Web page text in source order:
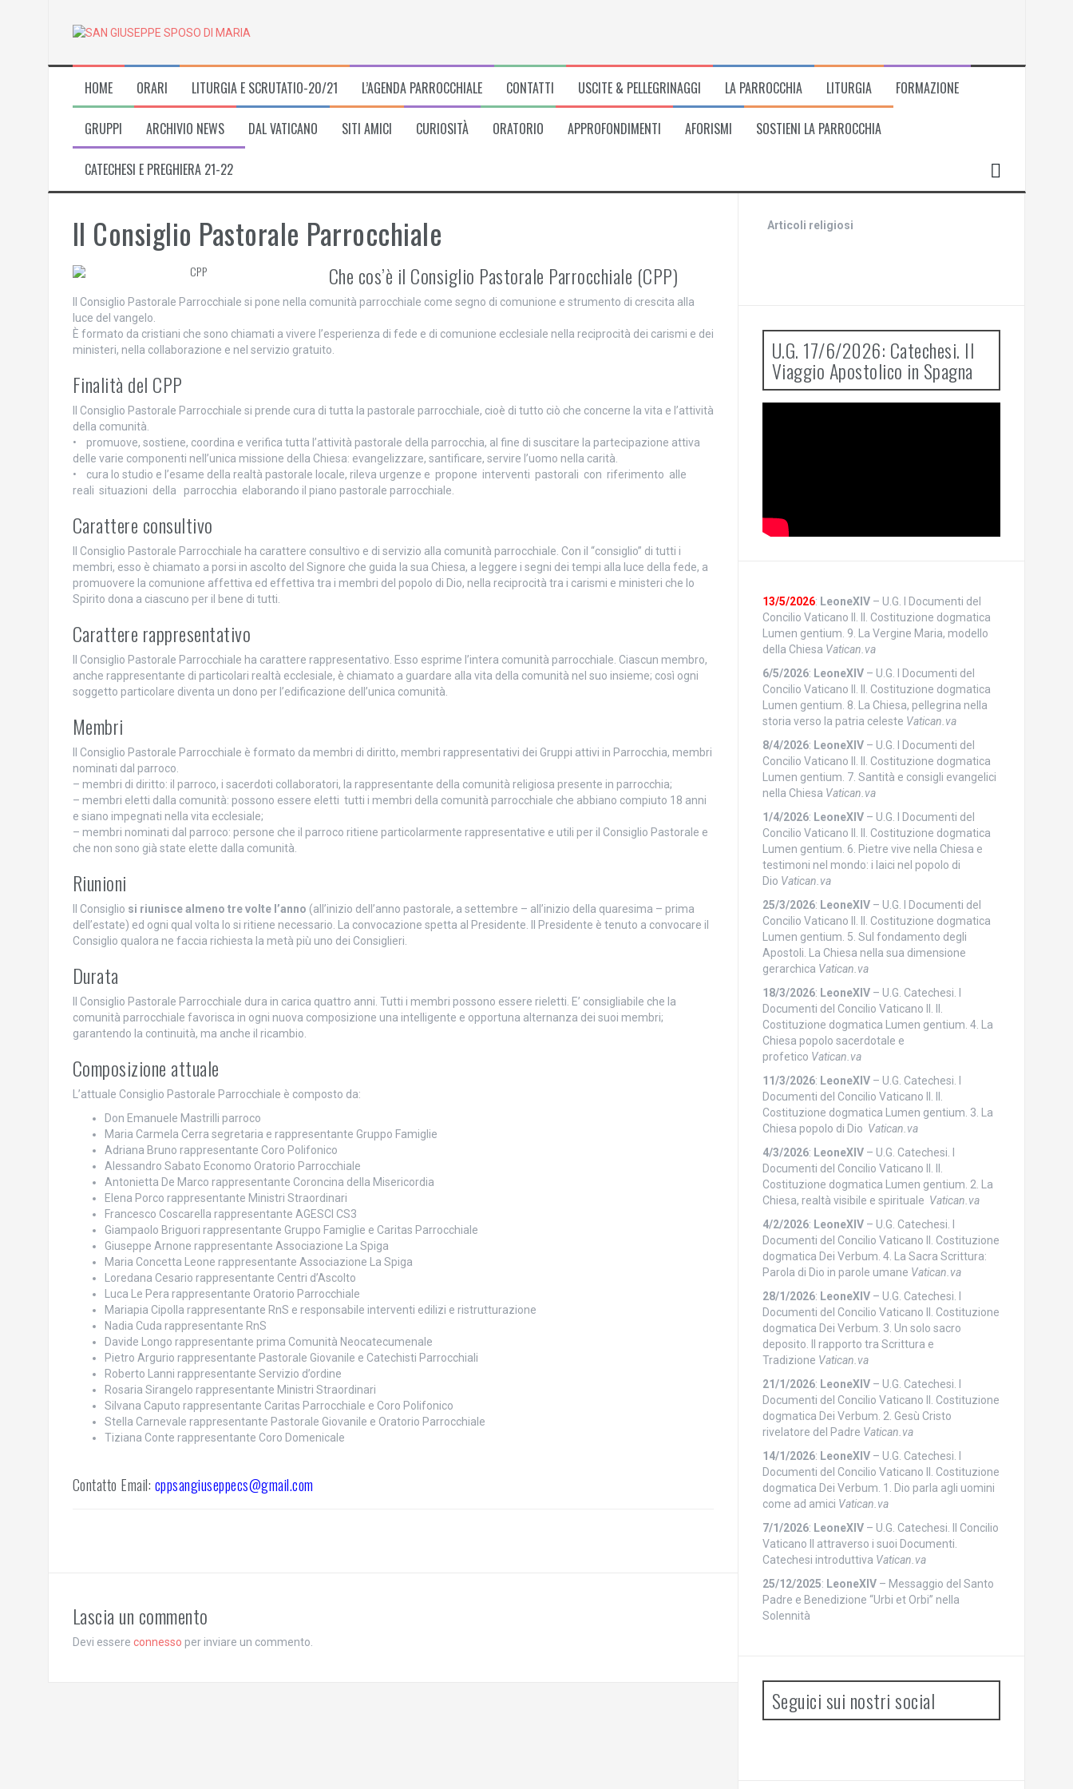
HOME ORARI LITURGIA E SCRUTATIO-20/21 L’AGENDA PARROCCHIALE CONTATTI USCITE & PELLEGRINAGGI LA PARROCCHIA LITURGIA FORMAZIONE
GRUPPI ARCHIVIO NEWS DAL VATICANO SITI AMICI CURIOSITÀ ORATORIO APPROFONDIMENTI AFORISMI SOSTIENI LA PARROCCHIA
CATECHESI E PREGHIERA 21-22
Il Consiglio Pastorale Parrocchiale
Che cos’è il Consiglio Pastorale Parrocchiale (CPP)
Il Consiglio Pastorale Parrocchiale si pone nella comunità parrocchiale come segno di comunione e strumento di crescita alla
luce del vangelo.
È formato da cristiani che sono chiamati a vivere l’esperienza di fede e di comunione ecclesiale nella reciprocità dei carismi e dei
ministeri, nella collaborazione e nel servizio gratuito.
Finalità del CPP
Il Consiglio Pastorale Parrocchiale si prende cura di tutta la pastorale parrocchiale, cioè di tutto ciò che concerne la vita e l’attività
della comunità.
• promuove, sostiene, coordina e verifica tutta l’attività pastorale della parrocchia, al fine di suscitare la partecipazione attiva
delle varie componenti nell’unica missione della Chiesa: evangelizzare, santificare, servire l’uomo nella carità.
• cura lo studio e l’esame della realtà pastorale locale, rileva urgenze e propone interventi pastorali con riferimento alle
reali situazioni della parrocchia elaborando il piano pastorale parrocchiale.
Carattere consultivo
Il Consiglio Pastorale Parrocchiale ha carattere consultivo e di servizio alla comunità parrocchiale. Con il “consiglio” di tutti i
membri, esso è chiamato a porsi in ascolto del Signore che guida la sua Chiesa, a leggere i segni dei tempi alla luce della fede, a
promuovere la comunione affettiva ed effettiva tra i membri del popolo di Dio, nella reciprocità tra i carismi e ministeri che lo
Spirito dona a ciascuno per il bene di tutti.
Carattere rappresentativo
Il Consiglio Pastorale Parrocchiale ha carattere rappresentativo. Esso esprime l’intera comunità parrocchiale. Ciascun membro,
anche rappresentante di particolari realtà ecclesiale, è chiamato a guardare alla vita della comunità nel suo insieme; così ogni
soggetto particolare diventa un dono per l’edificazione dell’unica comunità.
Membri
Il Consiglio Pastorale Parrocchiale è formato da membri di diritto, membri rappresentativi dei Gruppi attivi in Parrocchia, membri
nominati dal parroco.
– membri di diritto: il parroco, i sacerdoti collaboratori, la rappresentante della comunità religiosa presente in parrocchia;
– membri eletti dalla comunità: possono essere eletti tutti i membri della comunità parrocchiale che abbiano compiuto 18 anni
e siano impegnati nella vita ecclesiale;
– membri nominati dal parroco: persone che il parroco ritiene particolarmente rappresentative e utili per il Consiglio Pastorale e
che non sono già state elette dalla comunità.
Riunioni
Il Consiglio si riunisce almeno tre volte l’anno (all’inizio dell’anno pastorale, a settembre – all’inizio della quaresima – prima
dell’estate) ed ogni qual volta lo si ritiene necessario. La convocazione spetta al Presidente. Il Presidente è tenuto a convocare il
Consiglio qualora ne faccia richiesta la metà più uno dei Consiglieri.
Durata
Il Consiglio Pastorale Parrocchiale dura in carica quattro anni. Tutti i membri possono essere rieletti. E’ consigliabile che la
comunità parrocchiale favorisca in ogni nuova composizione una intelligente e opportuna alternanza dei suoi membri;
garantendo la continuità, ma anche il ricambio.
Composizione attuale
L’attuale Consiglio Pastorale Parrocchiale è composto da:
Don Emanuele Mastrilli parroco
Maria Carmela Cerra segretaria e rappresentante Gruppo Famiglie
Adriana Bruno rappresentante Coro Polifonico
Alessandro Sabato Economo Oratorio Parrocchiale
Antonietta De Marco rappresentante Coroncina della Misericordia
Elena Porco rappresentante Ministri Straordinari
Francesco Coscarella rappresentante AGESCI CS3
Giampaolo Briguori rappresentante Gruppo Famiglie e Caritas Parrocchiale
Giuseppe Arnone rappresentante Associazione La Spiga
Maria Concetta Leone rappresentante Associazione La Spiga
Loredana Cesario rappresentante Centri d’Ascolto
Luca Le Pera rappresentante Oratorio Parrocchiale
Mariapia Cipolla rappresentante RnS e responsabile interventi edilizi e ristrutturazione
Nadia Cuda rappresentante RnS
Davide Longo rappresentante prima Comunità Neocatecumenale
Pietro Argurio rappresentante Pastorale Giovanile e Catechisti Parrocchiali
Roberto Lanni rappresentante Servizio d’ordine
Rosaria Sirangelo rappresentante Ministri Straordinari
Silvana Caputo rappresentante Caritas Parrocchiale e Coro Polifonico
Stella Carnevale rappresentante Pastorale Giovanile e Oratorio Parrocchiale
Tiziana Conte rappresentante Coro Domenicale
Contatto Email: cppsangiuseppecs@gmail.com
Lascia un commento
Devi essere connesso per inviare un commento.
Articoli religiosi
U.G. 17/6/2026: Catechesi. Il
Viaggio Apostolico in Spagna
13/5/2026: LeoneXIV– U.G. I Documenti del
Concilio Vaticano II. II. Costituzione dogmatica
Lumen gentium. 9. La Vergine Maria, modello
della Chiesa Vatican.va
6/5/2026: LeoneXIV– U.G. I Documenti del
Concilio Vaticano II. II. Costituzione dogmatica
Lumen gentium. 8. La Chiesa, pellegrina nella
storia verso la patria celeste Vatican.va
8/4/2026: LeoneXIV– U.G. I Documenti del
Concilio Vaticano II. II. Costituzione dogmatica
Lumen gentium. 7. Santità e consigli evangelici
nella Chiesa Vatican.va
1/4/2026: LeoneXIV– U.G. I Documenti del
Concilio Vaticano II. II. Costituzione dogmatica
Lumen gentium. 6. Pietre vive nella Chiesa e
testimoni nel mondo: i laici nel popolo di
Dio Vatican.va
25/3/2026: LeoneXIV– U.G. I Documenti del
Concilio Vaticano II. II. Costituzione dogmatica
Lumen gentium. 5. Sul fondamento degli
Apostoli. La Chiesa nella sua dimensione
gerarchica Vatican.va
18/3/2026: LeoneXIV– U.G. Catechesi. I
Documenti del Concilio Vaticano II. II.
Costituzione dogmatica Lumen gentium. 4. La
Chiesa popolo sacerdotale e
profetico Vatican.va
11/3/2026: LeoneXIV– U.G. Catechesi. I
Documenti del Concilio Vaticano II. II.
Costituzione dogmatica Lumen gentium. 3. La
Chiesa popolo di Dio Vatican.va
4/3/2026: LeoneXIV– U.G. Catechesi. I
Documenti del Concilio Vaticano II. II.
Costituzione dogmatica Lumen gentium. 2. La
Chiesa, realtà visibile e spirituale Vatican.va
4/2/2026: LeoneXIV– U.G. Catechesi. I
Documenti del Concilio Vaticano II. Costituzione
dogmatica Dei Verbum. 4. La Sacra Scrittura:
Parola di Dio in parole umane Vatican.va
28/1/2026: LeoneXIV– U.G. Catechesi. I
Documenti del Concilio Vaticano II. Costituzione
dogmatica Dei Verbum. 3. Un solo sacro
deposito. Il rapporto tra Scrittura e
Tradizione Vatican.va
21/1/2026: LeoneXIV– U.G. Catechesi. I
Documenti del Concilio Vaticano II. Costituzione
dogmatica Dei Verbum. 2. Gesù Cristo
rivelatore del Padre Vatican.va
14/1/2026: LeoneXIV– U.G. Catechesi. I
Documenti del Concilio Vaticano II. Costituzione
dogmatica Dei Verbum. 1. Dio parla agli uomini
come ad amici Vatican.va
7/1/2026: LeoneXIV– U.G. Catechesi. Il Concilio
Vaticano II attraverso i suoi Documenti.
Catechesi introduttiva Vatican.va
25/12/2025: LeoneXIV– Messaggio del Santo
Padre e Benedizione “Urbi et Orbi” nella
Solennità
Seguici sui nostri social